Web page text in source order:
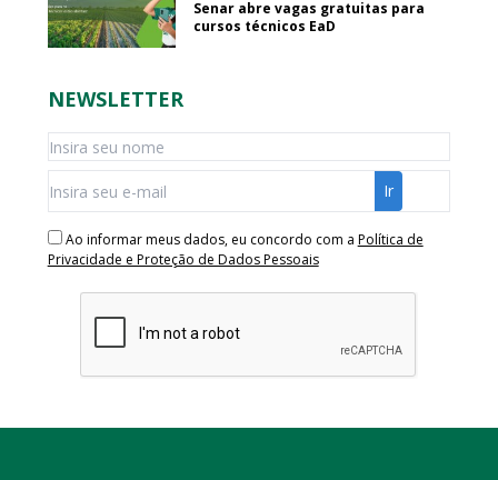
Senar abre vagas gratuitas para
cursos técnicos EaD
NEWSLETTER
Ao informar meus dados, eu concordo com a Política de
Privacidade e Proteção de Dados Pessoais